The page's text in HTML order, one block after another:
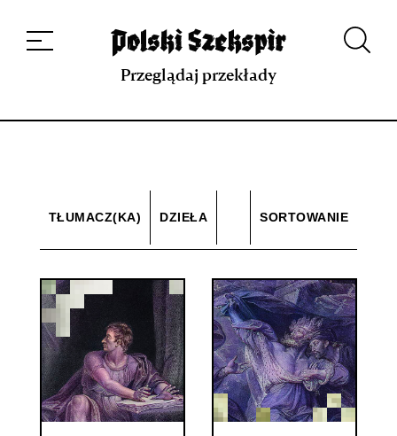
projekcie
Kontakt Indeks strony Aplikacja
Repozytorium XIX w.
Przeglądaj przekłady
TŁUMACZ(KA) DZIEŁA SORTOWANIE